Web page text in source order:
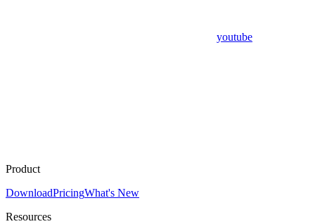
youtube
Product
DownloadPricingWhat's New
Resources